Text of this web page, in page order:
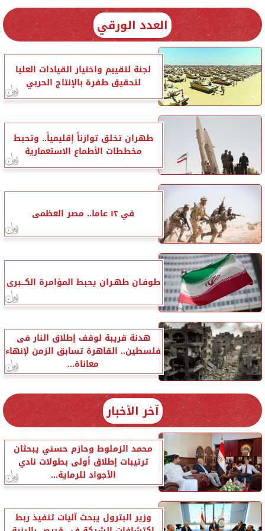
العدد الورقي
لجنة لتقييم واختيار القيادات العليا
لتحقيق طفرة بالإنتاج الحربي
طهران تخلق توازناً إقليمياً.. وتحبط
مخططات الأطماع الاستعمارية
في ١٢ عاما.. مصر العظمى
طوفـان طهـران يحبط المؤامرة الكـــبرى
هدنة قريبة لوقف إطلاق النار فى
فلسطين.. القاهرة تسابق الزمن لإنهاء
معاناة...
آخر الأخبار
محمد الزملوط وحازم حسني يبحثان
ترتيبات إطلاق أولى بطولات نادي
الأجواد للرماية...
وزير البترول يبحث آليات تنفيذ ربط